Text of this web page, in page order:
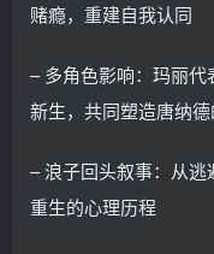
赌瘾，重建自我认同
– 多角色影响：玛丽
新生，共同塑造唐纳
– 浪子回头叙事：从
重生的心理历程